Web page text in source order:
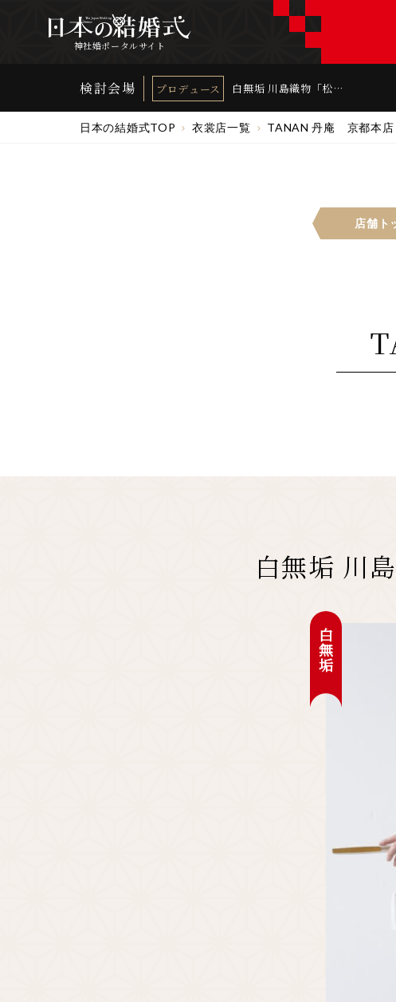
神社婚ポータルサイト
検討会場 プロデュース 白無垢 川島織物「松
飛鶴流水」｜TANAN
丹庵
日本の結婚式TOP 衣裳店一覧 TANAN 丹庵 京都本店
店舗ト
白無垢 川
白無垢